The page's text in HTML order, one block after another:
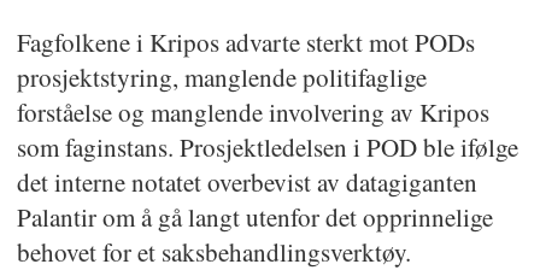
Fagfolkene i Kripos advarte sterkt mot PODs
prosjektstyring, manglende politifaglige
forståelse og manglende involvering av Kripos
som faginstans. Prosjektledelsen i POD ble ifølge
det interne notatet overbevist av datagiganten
Palantir om å gå langt utenfor det opprinnelige
behovet for et saksbehandlingsverktøy.